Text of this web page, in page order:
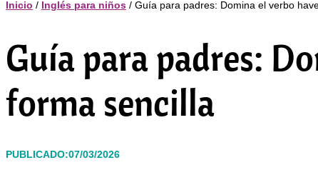
Inicio / Inglés para niños / Guía para padres: Domina el verbo
Guía para padres:
forma sencilla
PUBLICADO:07/03/2026